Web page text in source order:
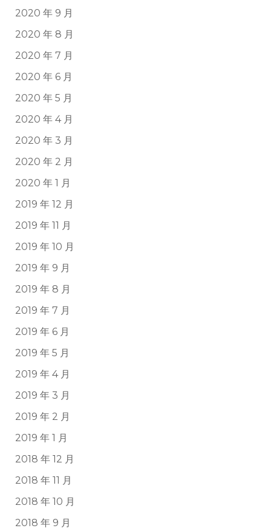
2020 年 9 月
2020 年 8 月
2020 年 7 月
2020 年 6 月
2020 年 5 月
2020 年 4 月
2020 年 3 月
2020 年 2 月
2020 年 1 月
2019 年 12 月
2019 年 11 月
2019 年 10 月
2019 年 9 月
2019 年 8 月
2019 年 7 月
2019 年 6 月
2019 年 5 月
2019 年 4 月
2019 年 3 月
2019 年 2 月
2019 年 1 月
2018 年 12 月
2018 年 11 月
2018 年 10 月
2018 年 9 月